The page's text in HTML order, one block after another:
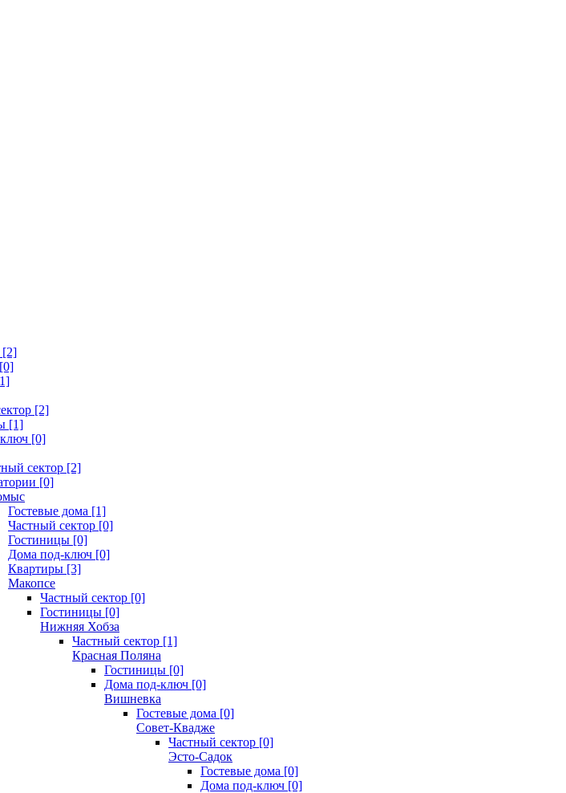
[2]
[2]
[1]
[0]
сектор [2]
[0]
Гостевые дома [1]
Частный сектор [0]
Гостиницы [0]
Дома под-ключ [0]
Квартиры [3]
Макопсе
Частный сектор [0]
Гостиницы [0]
Нижняя Хобза
Частный сектор [1]
Красная Поляна
Гостиницы [0]
Дома под-ключ [0]
Вишневка
Гостевые дома [0]
Совет-Квадже
Частный сектор [0]
Эсто-Садок
Гостевые дома [0]
Дома под-ключ [0]